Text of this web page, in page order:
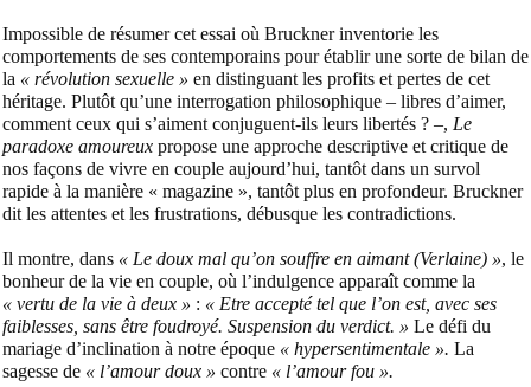
Impossible de résumer cet essai où Bruckner inventorie les
comportements de ses contemporains pour établir une sorte de bilan de
la « révolution sexuelle » en distinguant les profits et pertes de cet
héritage. Plutôt qu’une interrogation philosophique – libres d’aimer,
comment ceux qui s’aiment conjuguent-ils leurs libertés ? –, Le
paradoxe amoureux propose une approche descriptive et critique de
nos façons de vivre en couple aujourd’hui, tantôt dans un survol
rapide à la manière « magazine », tantôt plus en profondeur. Bruckner
dit les attentes et les frustrations, débusque les contradictions.
Il montre, dans « Le doux mal qu’on souffre en aimant (Verlaine) », le
bonheur de la vie en couple, où l’indulgence apparaît comme la
« vertu de la vie à deux » : « Etre accepté tel que l’on est, avec ses
faiblesses, sans être foudroyé. Suspension du verdict. » Le défi du
mariage d’inclination à notre époque « hypersentimentale ». La
sagesse de « l’amour doux » contre « l’amour fou ».